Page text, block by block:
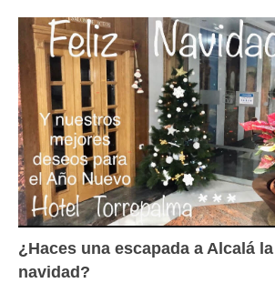
¿Haces una escapada a Alcalá
navidad?